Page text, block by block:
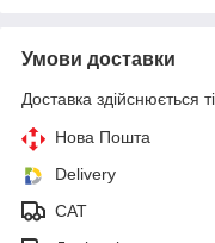
Умови доставки
Доставка здійснюється
Нова Пошта
Delivery
CAT